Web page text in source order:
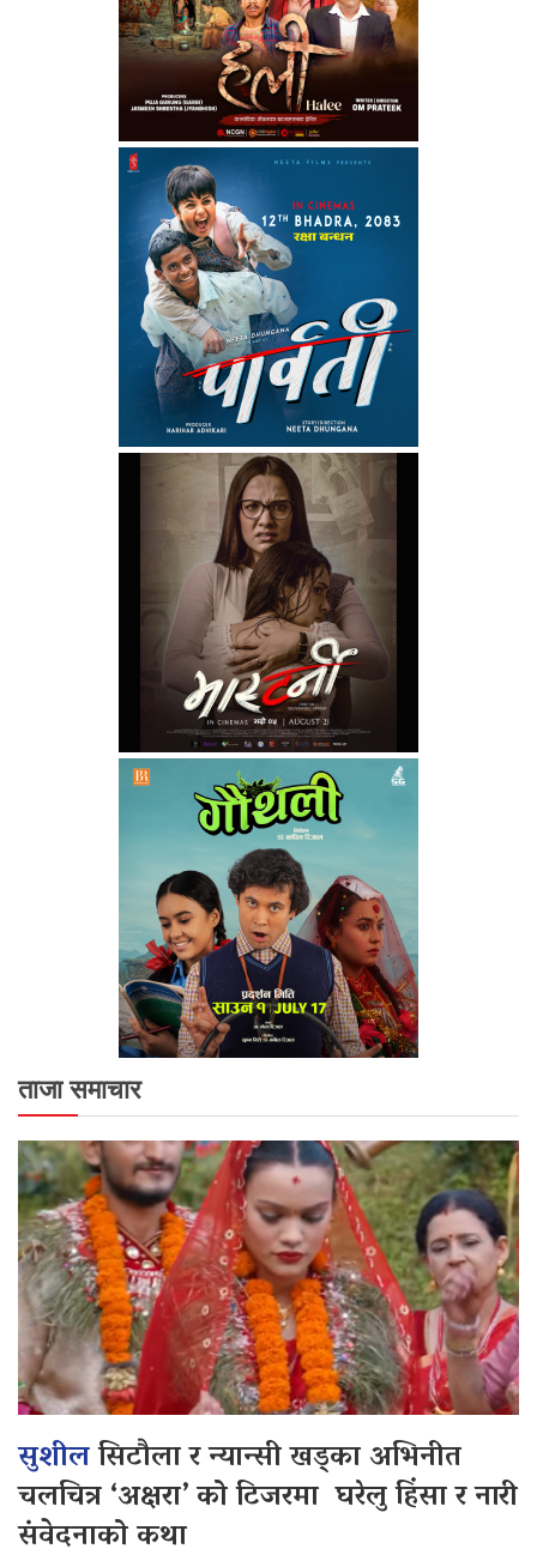
ताजा समाचार
सुशीलसिटौला र न्यान्सी खड्का अभिनीत
चलचित्र ‘अक्षरा’ को टिजरमा घरेलु हिंसा र नारी
संवेदनाको कथा